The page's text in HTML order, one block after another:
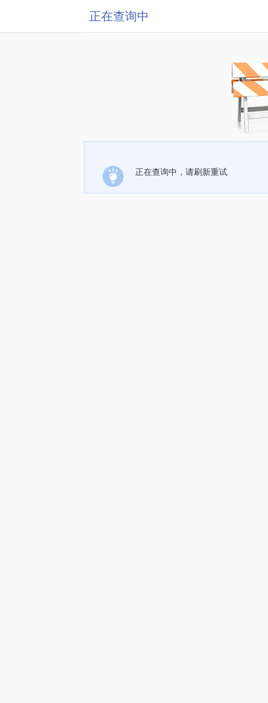
正在查询中
正在查询中，请刷新重试